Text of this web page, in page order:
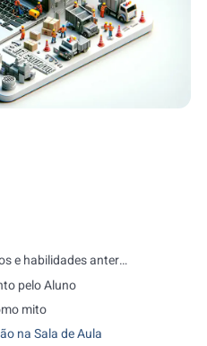
anteriores dos alunos
pelo Aluno
mito
na Sala de Aula